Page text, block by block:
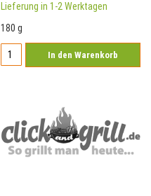
Lieferung in 1-2 Werktagen
180 g
In den Warenkorb